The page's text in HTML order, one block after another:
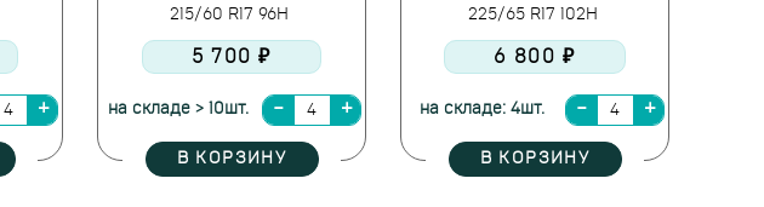
215/60 R17 96H
5 700 ₽
на складе > 10шт.
В КОРЗИНУ
225/65 R17 102H
6 800 ₽
на складе: 4шт.
В КОРЗИНУ